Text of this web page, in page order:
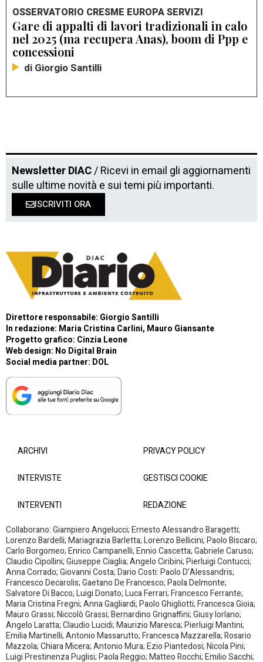
OSSERVATORIO CRESME EUROPA SERVIZI
Gare di appalti di lavori tradizionali in calo
nel 2025 (ma recupera Anas), boom di Ppp e
concessioni
di Giorgio Santilli
Newsletter DIAC/ Ricevi in email gli aggiornamenti
sulle ultime novità e sui temi più importanti.
ISCRIVITI ORA
Direttore responsabile: Giorgio Santilli
In redazione: Maria Cristina Carlini, Mauro Giansante
Progetto grafico: Cinzia Leone
Web design: No Digital Brain
Social media partner: DOL
ARCHIVI
INTERVISTE
INTERVENTI
PRIVACY POLICY
GESTISCI COOKIE
REDAZIONE
Collaborano: Giampiero Angelucci; Ernesto Alessandro Baragetti;
Lorenzo Bardelli; Mariagrazia Barletta; Lorenzo Bellicini; Paolo Biscaro;
Carlo Borgomeo; Enrico Campanelli; Ennio Cascetta; Gabriele Caruso;
Claudio Cipollini; Giuseppe Ciaglia; Angelo Ciribini; Pierluigi Contucci;
Anna Corrado; Giovanni Costa; Dario Costi: Paolo D’Alessandris;
Francesco Decarolis; Gaetano De Francesco; Paola Delmonte;
Salvatore Di Bacco; Luigi Donato; Luca Ferrari; Francesco Ferrante;
Maria Cristina Fregni; Anna Gagliardi; Paolo Ghigliotti; Francesca Gioia;
Mauro Grassi; Niccolò Grassi; Bernardino Grignaffini; Giusy Iorlano;
Angelo Laratta; Claudio Lucidi; Maurizio Maresca; Pierluigi Mantini;
Emilia Martinelli; Antonio Massarutto; Francesca Mazzarella; Rosario
Mazzola; Chiara Micera; Antonio Mura; Ezio Piantedosi; Nicola Pini;
Luigi Prestinenza Puglisi; Paola Reggio; Matteo Rocchi; Emilio Sacchi;